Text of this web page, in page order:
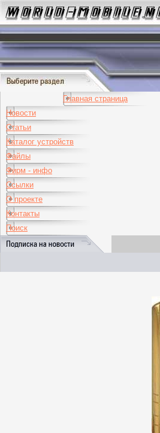
Главная страница
Новости
Статьи
Каталог устройств
Файлы
Фирм - инфо
Ссылки
О проекте
Контакты
Поиск